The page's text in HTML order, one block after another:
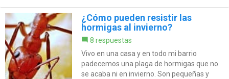
¿Cómo pueden resistir las
hormigas al invierno?
8 respuestas
Vivo en una casa y en todo mi barrio
padecemos una plaga de hormigas que no
se acaba ni en invierno. Son pequeñas y